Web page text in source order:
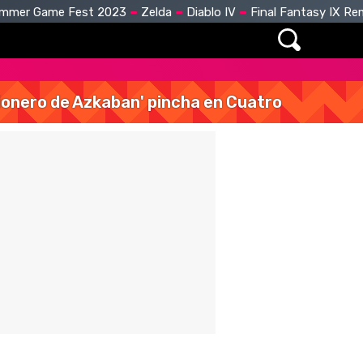
Game Fest 2023 Zelda Diablo IV Final Fantasy IX
de Azkaban' pincha en Cuatro